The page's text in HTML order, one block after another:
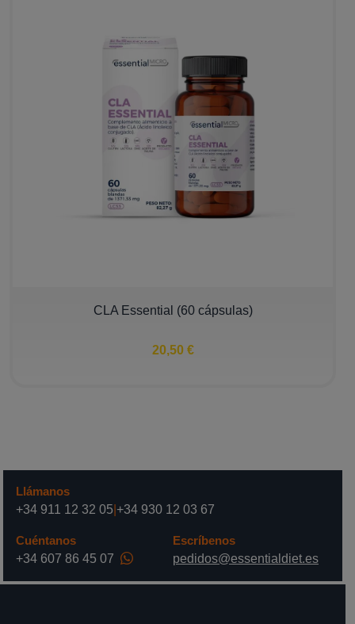
CLA Essential (60 cápsulas)
20,50 €
Llámanos
+34 911 12 32 05 +34 930 12 03 67
Cuéntanos
+34 607 86 45 07
Escríbenos
pedidos@essentialdiet.es